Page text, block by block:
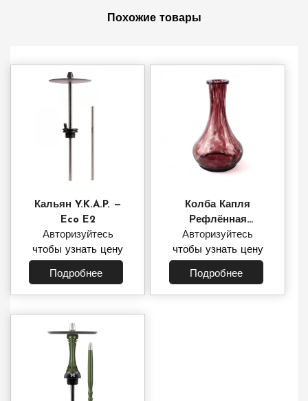
Похожие товары
Кальян Y.K.A.P. —
Eco E2
Авторизуйтесь
чтобы узнать цену
Подробнее
Колба Капля
Рефлённая
(красная крошка)
Авторизуйтесь
чтобы узнать цену
Подробнее